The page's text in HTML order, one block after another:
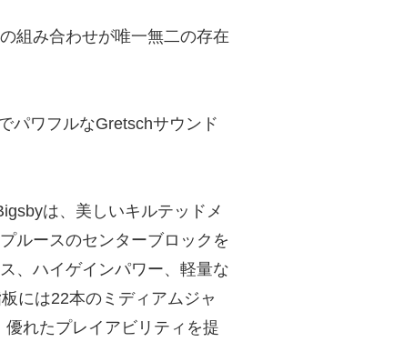
組み合わせが唯一無二の存在
パワフルなGretschサウンド
は、美しいキルテッドメ
ルースのセンターブロックを
、ハイゲインパワー、軽量な
には22本のミディアムジャ
れたプレイアビリティを提